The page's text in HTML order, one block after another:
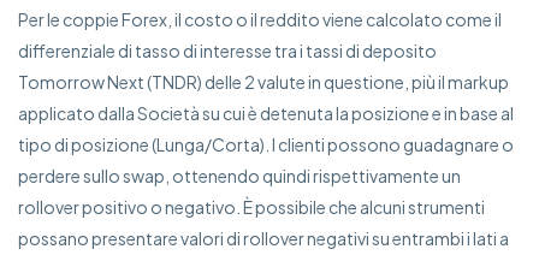
Per le coppie Forex, il costo o il reddito viene calcolato come il
differenziale di tasso di interesse tra i tassi di deposito
Tomorrow Next (TNDR) delle 2 valute in questione, più il markup
applicato dalla Società su cui è detenuta la posizione e in base al
tipo di posizione (Lunga/Corta). I clienti possono guadagnare o
perdere sullo swap, ottenendo quindi rispettivamente un
rollover positivo o negativo. È possibile che alcuni strumenti
possano presentare valori di rollover negativi su entrambi i lati a